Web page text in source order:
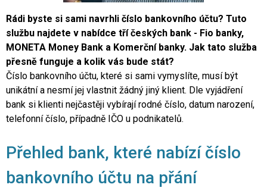
Rádi byste si sami navrhli číslo bankovního účtu? Tuto
službu najdete v nabídce tří českých bank - Fio banky,
MONETA Money Bank a Komerční banky. Jak tato služba
přesně funguje a kolik vás bude stát?
Číslo bankovního účtu, které si sami vymyslíte, musí být
unikátní a nesmí jej vlastnit žádný jiný klient. Dle vyjádření
bank si klienti nejčastěji vybírají rodné číslo, datum narození,
telefonní číslo, případně IČO u podnikatelů.
Přehled bank, které nabízí číslo
bankovního účtu na přání